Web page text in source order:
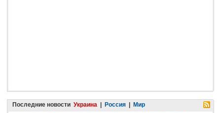
Последние новости Украина Россия
Мир